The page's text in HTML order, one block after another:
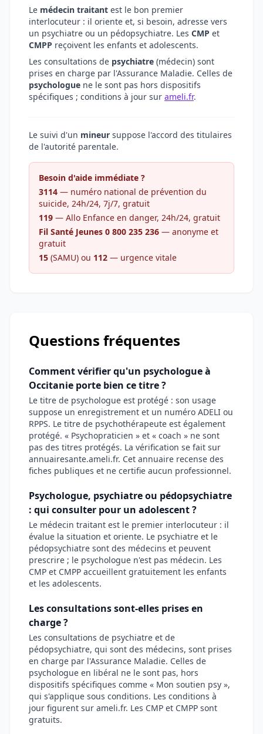
Le médecin traitant est le bon premier
interlocuteur : il oriente et, si besoin, adresse vers
un psychiatre ou un pédopsychiatre. Les CMP et
CMPP reçoivent les enfants et adolescents.
Les consultations de psychiatre (médecin) sont
prises en charge par l'Assurance Maladie. Celles de
psychologue ne le sont pas hors dispositifs
spécifiques ; conditions à jour sur ameli.fr.
Le suivi d'un mineur suppose l'accord des titulaires
de l'autorité parentale.
Besoin d'aide immédiate ?
3114 — numéro national de prévention du
suicide, 24h/24, 7j/7, gratuit
119 — Allo Enfance en danger, 24h/24, gratuit
Fil Santé Jeunes 0 800 235 236 — anonyme et
gratuit
15 (SAMU) ou 112 — urgence vitale
Questions fréquentes
Comment vérifier qu'un psychologue à
Occitanie porte bien ce titre ?
Le titre de psychologue est protégé : son usage
suppose un enregistrement et un numéro ADELI ou
RPPS. Le titre de psychothérapeute est également
protégé. « Psychopraticien » et « coach » ne sont
pas des titres protégés. La vérification se fait sur
annuairesante.ameli.fr. Cet annuaire recense des
fiches publiques et ne certifie aucun professionnel.
Psychologue, psychiatre ou pédopsychiatre
: qui consulter pour un adolescent ?
Le médecin traitant est le premier interlocuteur : il
évalue la situation et oriente. Le psychiatre et le
pédopsychiatre sont des médecins et peuvent
prescrire ; le psychologue n'est pas médecin. Les
CMP et CMPP accueillent gratuitement les enfants
et les adolescents.
Les consultations sont-elles prises en
charge ?
Les consultations de psychiatre et de
pédopsychiatre, qui sont des médecins, sont prises
en charge par l'Assurance Maladie. Celles de
psychologue en libéral ne le sont pas, hors
dispositifs spécifiques comme « Mon soutien psy »,
qui s'applique sous conditions. Les conditions à
jour figurent sur ameli.fr. Les CMP et CMPP sont
gratuits.